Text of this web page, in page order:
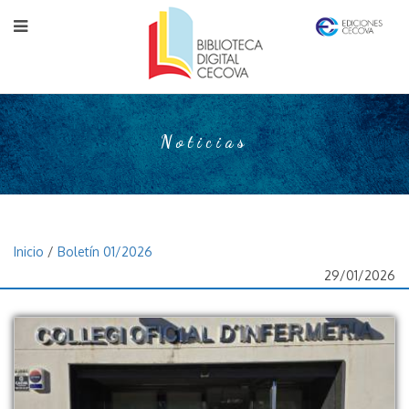
Noticias
Inicio / Boletín 01/2026
29/01/2026